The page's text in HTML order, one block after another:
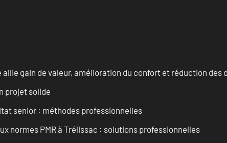
gain de valeur, amélioration du confort et réduction des
projet solide
senior : méthodes professionnelles
normes PMR à Trélissac : solutions professionnelles